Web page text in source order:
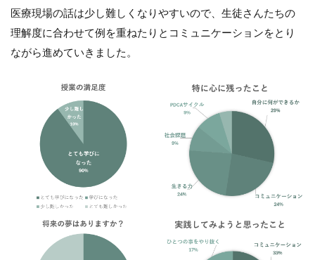
医療現場の話は少し難しくなりやすいので、生徒さんたちの
理解度に合わせて例を重ねたりとコミュニケーションをとり
ながら進めていきました。